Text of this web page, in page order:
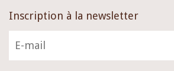
Inscription à la newsletter